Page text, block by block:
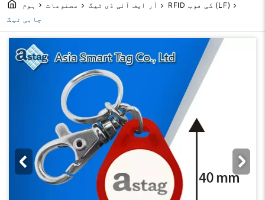
ہوم مصنوعات آر ایف آئی ڈی ٹیگ
RFID کی فوب (LF)
چابی ٹیگ